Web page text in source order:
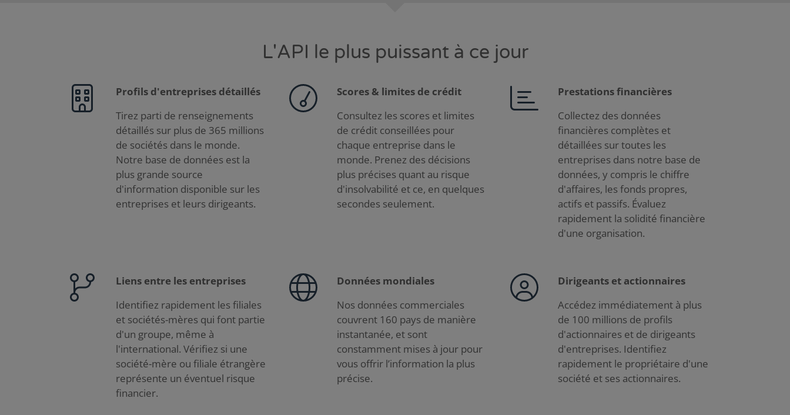
L'API le plus puissant à ce jour
Profils d'entreprises détaillés
Tirez parti de renseignements
détaillés sur plus de 365 millions
de sociétés dans le monde.
Notre base de données est la
plus grande source
d'information disponible sur les
entreprises et leurs dirigeants.
Scores & limites de crédit
Consultez les scores et limites
de crédit conseillées pour
chaque entreprise dans le
monde. Prenez des décisions
plus précises quant au risque
d'insolvabilité et ce, en quelques
secondes seulement.
Prestations financières
Collectez des données
financières complètes et
détaillées sur toutes les
entreprises dans notre base de
données, y compris le chiffre
d'affaires, les fonds propres,
actifs et passifs. Évaluez
rapidement la solidité financière
d'une organisation.
Liens entre les entreprises
Identifiez rapidement les filiales
et sociétés-mères qui font partie
d'un groupe, même à
l'international. Vérifiez si une
société-mère ou filiale étrangère
représente un éventuel risque
financier.
Données mondiales
Nos données commerciales
couvrent 160 pays de manière
instantanée, et sont
constamment mises à jour pour
vous offrir l’information la plus
précise.
Dirigeants et actionnaires
Accédez immédiatement à plus
de 100 millions de profils
d'actionnaires et de dirigeants
d'entreprises. Identifiez
rapidement le propriétaire d'une
société et ses actionnaires.